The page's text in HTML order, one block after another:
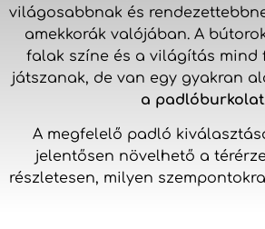
világosabbnak és
amekkorák valójában. A
falak színe és a világítás mind
játszanak, de van egy gyakran
a padlóburkolat
A megfelelő padló
jelentősen növelhető a
részletesen, milyen